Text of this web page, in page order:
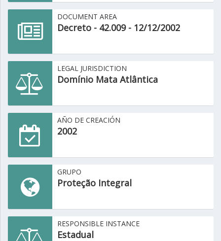
DOCUMENT AREA
Decreto - 42.009 - 12/12/2002
LEGAL JURISDICTION
Domínio Mata Atlântica
AÑO DE CREACIÓN
2002
GRUPO
Proteção Integral
RESPONSIBLE INSTANCE
Estadual